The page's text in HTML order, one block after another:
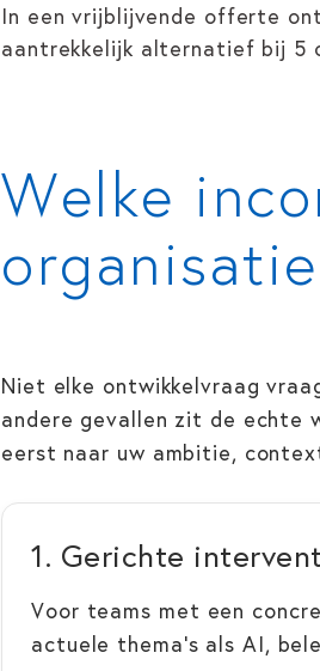
In een vrijblijvende offerte
aantrekkelijk alternatief bij 5
Welke
Niet elke ontwikkelvraag
andere gevallen zit de echte
eerst naar uw ambitie,
1. Gerichte
Voor teams met een
actuele thema’s als AI,